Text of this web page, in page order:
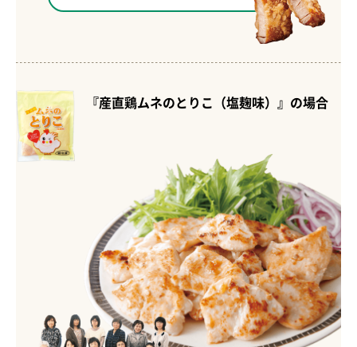
『産直鶏ムネのとりこ（塩麹味）』の場合